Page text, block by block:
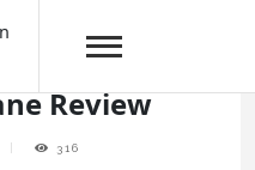
Review
316